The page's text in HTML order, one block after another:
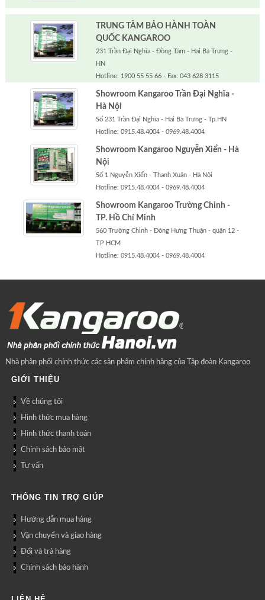
TRUNG TÂM BẢO HÀNH TOÀN
QUỐC KANGAROO
231 Trần Đại Nghĩa - Đồng Tâm - Hai Bà Trưng -
HN
Hotline: 1900 55 55 66 - Fax: 043 628 3115
Showroom Kangaroo Trần Đại Nghĩa -
Hà Nội
Số 231 Trần Đại Nghĩa - Hai Bà Trưng - Tp.HN
Hotline: 0915.48.4004 - 0969.48.4004
Showroom Kangaroo Nguyễn Xiển - Hà
Nội
Số 1 Nguyễn Xiển - Thanh Xuân - Hà Nội
Hotline: 0915.48.4004 - 0969.48.4004
Showroom Kangaroo Trường Chinh -
TP. Hồ Chí Minh
560 Trường Chinh - Đông Hưng Thuận - quận 12 -
TP HCM
Hotline: 0915.48.4004 - 0969.48.4004
Nhà phân phối chính thức các sản phẩm chính hãng của Tập đoàn Kangaroo
GIỚI THIỆU
Về chúng tôi
Hình thức mua hàng
Hình thức thanh toán
Chính sách bảo mật
Tư vấn
THÔNG TIN TRỢ GIÚP
Hướng dẫn mua hàng
Vận chuyển và giao hàng
Đổi và trả hàng
Chính sách bảo hành